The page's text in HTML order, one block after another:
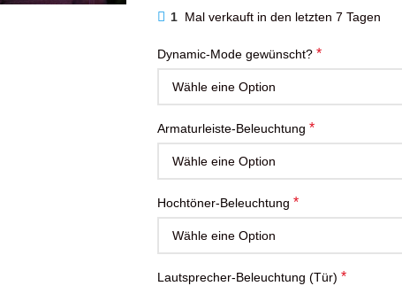
1 Mal verkauft in den letzten 7 Tagen
Dynamic-Mode gewünscht? *
Armaturleiste-Beleuchtung *
Hochtöner-Beleuchtung *
Lautsprecher-Beleuchtung (Tür) *